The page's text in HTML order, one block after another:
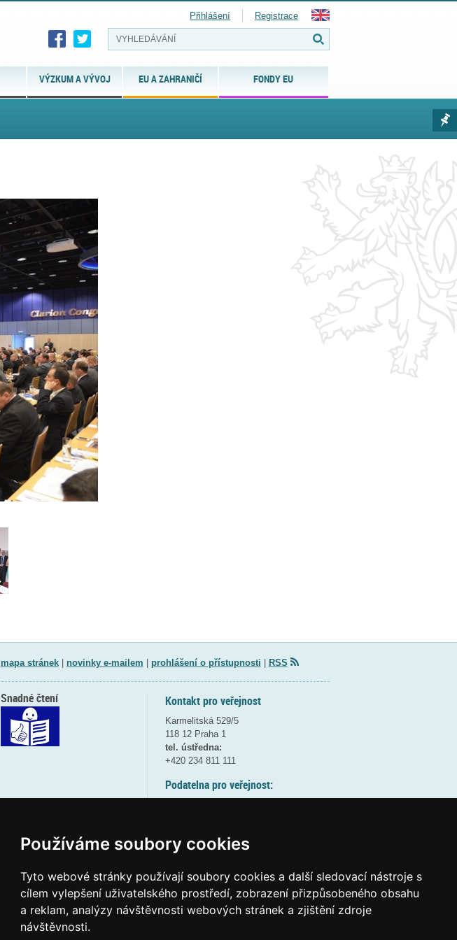
Používáme soubory cookies
Tyto webové stránky používají soubory cookies a další sledovací nástroje s
cílem vylepšení uživatelského prostředí, zobrazení přizpůsobeného obsahu
a reklam, analýzy návštěvnosti webových stránek a zjištění zdroje
návštěvnosti.
VÝZKUM A VÝVOJ EU A ZAHRANIČÍ FONDY EU
Přihlášení Registrace
mapa stránek| novinky e-mailem prohlášení o přístupnosti RSS
Kontakt pro veřejnost
Karmelitská 529/5
118 12 Praha 1
tel. ústředna:
+420 234 811 111
Podatelna pro veřejnost:
(více informací
Elektronická podatelna:
posta@msmtgov cz
Snadné čtení